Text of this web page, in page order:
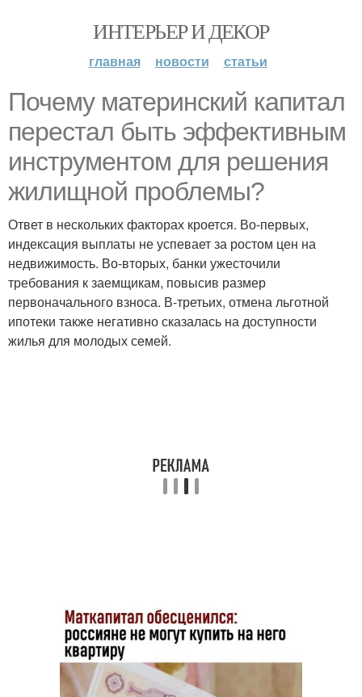
ИНТЕРЬЕР И ДЕКОР
главная новости статьи
Почему материнский капитал
перестал быть эффективным
инструментом для решения
жилищной проблемы?
Ответ в нескольких факторах кроется. Во-первых,
индексация выплаты не успевает за ростом цен на
недвижимость. Во-вторых, банки ужесточили
требования к заемщикам, повысив размер
первоначального взноса. В-третьих, отмена льготной
ипотеки также негативно сказалась на доступности
жилья для молодых семей.